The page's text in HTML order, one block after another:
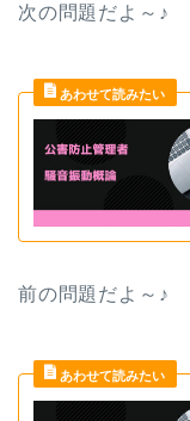
次の問題だよ～♪
前の問題だよ ～♪